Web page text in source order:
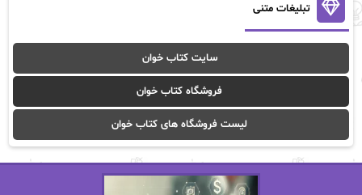
آنالیا
آوا موسوی آیدا (Aixi)
آیدا باقری آیسان صادقی
ا_اصغر زاده ا_اصغرزاده
اریک مورگنشترن از نیلوفر لاری
تبلیغات متنی
سایت کتاب خوان
فروشگاه کتاب خوان
لیست فروشگاه های کتاب خوان